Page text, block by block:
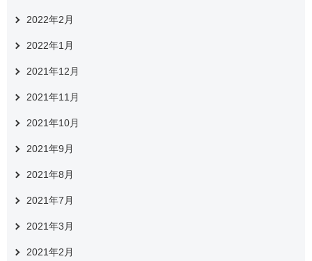
2022年2月
2022年1月
2021年12月
2021年11月
2021年10月
2021年9月
2021年8月
2021年7月
2021年3月
2021年2月